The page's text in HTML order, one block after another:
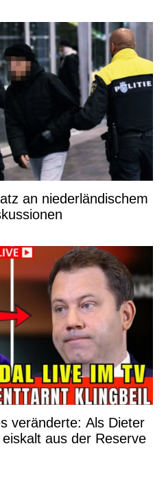
an niederländischem
veränderte: Als Dieter
aus der Reserve